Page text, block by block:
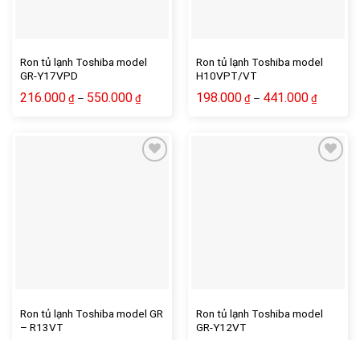
Ron tủ lạnh Toshiba model
GR-Y17VPD
216.000 ₫– 550.000 ₫
Ron tủ lạnh Toshiba model
H10VPT/VT
198.000 ₫– 441.000 ₫
Ron tủ lạnh Toshiba model GR
– R13VT
Ron tủ lạnh Toshiba model
GR-Y12VT